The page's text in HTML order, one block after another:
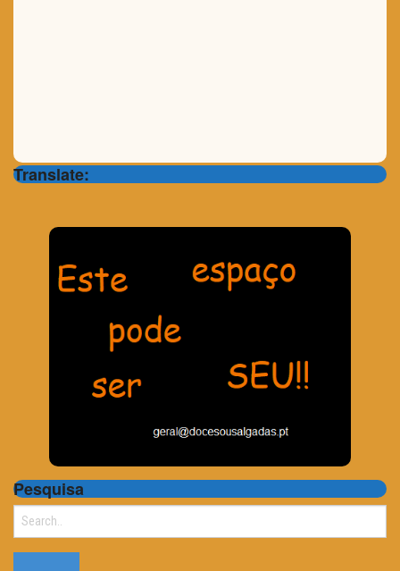
Translate:
Pesquisa
Search